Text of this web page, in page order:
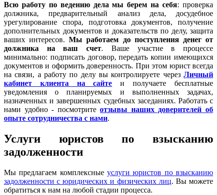
Всю работу по ведению дела мы берем на себя: проверка
должника, предварительный анализ дела, досудебное
урегулирование спора, подготовка документов, получение
дополнительных документов и доказательств по делу, защита
ваших интересов.Мы работаем до поступления денег от
должника на ваш счет. Ваше участие в процессе
минимально: подписать договор, передать копии имеющихся
документов и оформить доверенность. При этом юрист всегда
на связи, а работу по делу вы контролируете через Личный
кабинет клиента на сайте и получаете бесплатные
уведомления о планируемых и выполненных задачах,
назначенных и завершенных судебных заседаниях. Работать с
нами удобно - посмотритеотзывы наших доверителей об
опыте сотрудничества с нами.
Услуги юристов по взысканию
задолженности
Мы предлагаем комплексные услуги юристов по взысканию
задолженности с юридических и физических лиц. Вы можете
обратиться к нам на любой стадии процесса.